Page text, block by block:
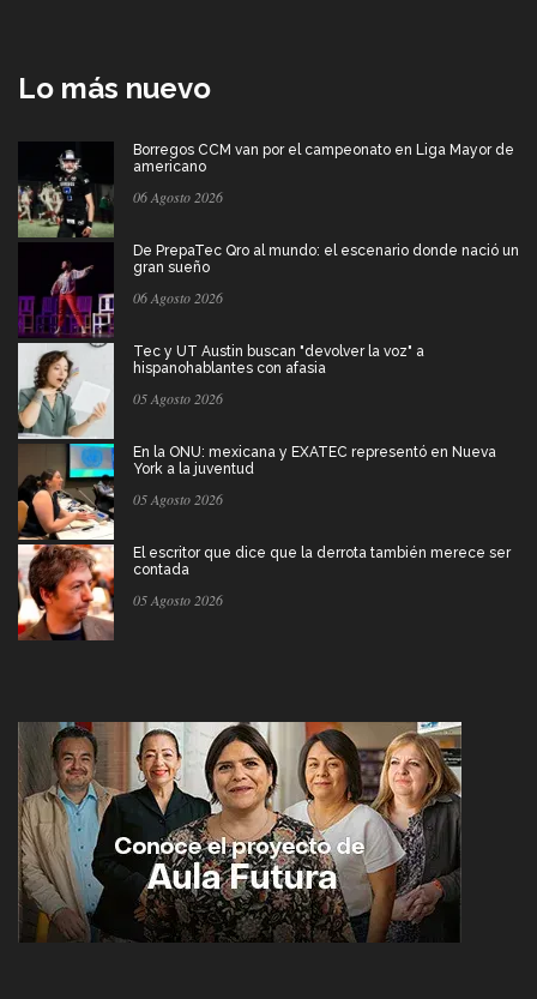
Lo más nuevo
Borregos CCM van por el campeonato en Liga Mayor de
americano
06 Agosto 2026
De PrepaTec Qro al mundo: el escenario donde nació un
gran sueño
06 Agosto 2026
Tec y UT Austin buscan "devolver la voz" a
hispanohablantes con afasia
05 Agosto 2026
En la ONU: mexicana y EXATEC representó en Nueva
York a la juventud
05 Agosto 2026
El escritor que dice que la derrota también merece ser
contada
05 Agosto 2026